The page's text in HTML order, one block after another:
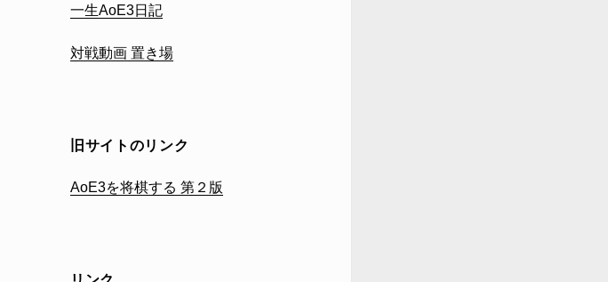
一生AoE3日記
対戦動画 置き場
旧サイトのリンク
AoE3を将棋する 第２版